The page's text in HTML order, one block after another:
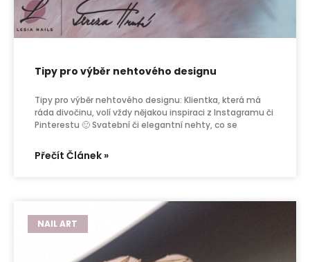
Tipy pro výběr nehtového designu
Tipy pro výběr nehtového designu: Klientka, která má
ráda divočinu, volí vždy nějakou inspiraci z Instagramu či
Pinterestu 🙂 Svatební či elegantní nehty, co se
Přečít Článek »
NAIL ART